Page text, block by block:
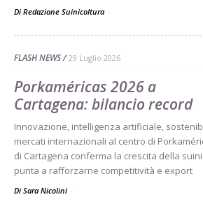
Di Redazione Suinicoltura -
FLASH NEWS 29 Luglio 2026
Porkaméricas 2026 a
Cartagena: bilancio record
Innovazione, intelligenza artificiale,
mercati internazionali al centro di
di Cartagena conferma la crescita della
punta a rafforzarne competitività e export
Di Sara Nicolini -